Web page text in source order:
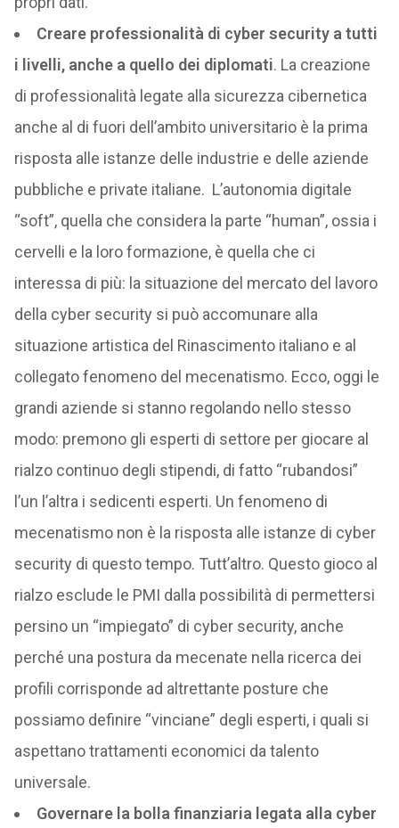
Creare professionalità di cyber security a tutti
i livelli, anche a quello dei diplomati. La creazione
di professionalità legate alla sicurezza cibernetica
anche al di fuori dell’ambito universitario è la prima
risposta alle istanze delle industrie e delle aziende
pubbliche e private italiane. L’autonomia digitale
“soft”, quella che considera la parte “human”, ossia i
cervelli e la loro formazione, è quella che ci
interessa di più: la situazione del mercato del lavoro
della cyber security si può accomunare alla
situazione artistica del Rinascimento italiano e al
collegato fenomeno del mecenatismo. Ecco, oggi le
grandi aziende si stanno regolando nello stesso
modo: premono gli esperti di settore per giocare al
rialzo continuo degli stipendi, di fatto “rubandosi”
l’un l’altra i sedicenti esperti. Un fenomeno di
mecenatismo non è la risposta alle istanze di cyber
security di questo tempo. Tutt’altro. Questo gioco al
rialzo esclude le PMI dalla possibilità di permettersi
persino un “impiegato” di cyber security, anche
perché una postura da mecenate nella ricerca dei
profili corrisponde ad altrettante posture che
possiamo definire “vinciane” degli esperti, i quali si
aspettano trattamenti economici da talento
universale.
Governare la bolla finanziaria legata alla cyber